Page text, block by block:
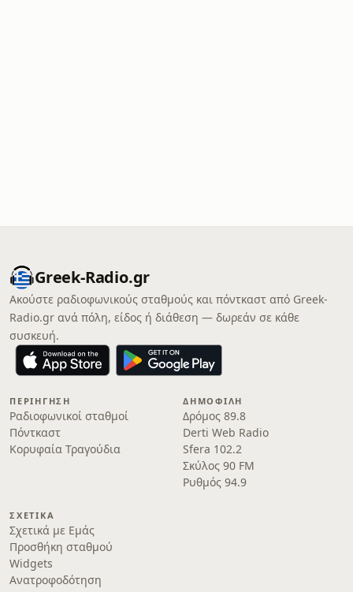
Greek-Radio.gr
Ακούστε ραδιοφωνικούς σταθμούς και πόντκαστ από Greek-
Radio.gr ανά πόλη, είδος ή διάθεση — δωρεάν σε κάθε
συσκευή.
ΠΕΡΙΉΓΗΣΗ
Ραδιοφωνικοί σταθμοί
Πόντκαστ
Κορυφαία Τραγούδια
ΔΗΜΟΦΙΛΉ
Δρόμος 89.8
Derti Web Radio
Sfera 102.2
Σκύλος 90 FM
Ρυθμός 94.9
ΣΧΕΤΙΚΆ
Σχετικά με Εμάς
Προσθήκη σταθμού
Widgets
Ανατροφοδότηση